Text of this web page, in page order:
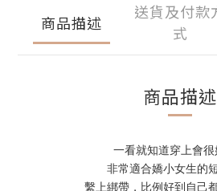
商品描述
送貨及付款
式
商品描述
一看就知道穿上會很
非常適合嬌小女生的
繫上綁帶，比例好到自己